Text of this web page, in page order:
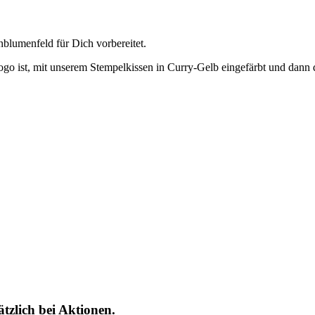
für Dich vorbereitet.
ist, mit unserem Stempelkissen in Curry-Gelb eingefärbt und
bei Aktionen.